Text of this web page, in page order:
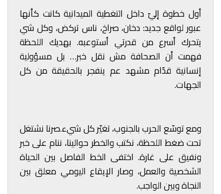
أول خطوة إليّ داخل التغطية الميدانية كانت كأنها
عبور لواقع جديد: دخان، صراخ، ناس تركض، وكل شي
يتحرك أسرع من قدرتي أستوعبه. بهديك اللحظة
فهمت أن الصحافة مش نقل خبر… بل مسؤولية
إنسانية قدّام مشهد عم ينفجر بالحقيقة من كل
الجهات.
ومع توسّع الحرب بالجنوب، تغيّر كل شيء.صرنا نشتغل
تحت ضغط اللحظة، نكتب والخطر حوالينا، ننام على خبر
ونفيق على غارة. اختفى الخط الفاصل بين الحياة
الشخصية والعمل، وصار الإيقاع اليومي معلق بين
النجاة وبين الواجب.